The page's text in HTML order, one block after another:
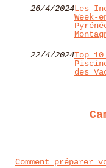
26/4/2024Les
Week-
22/4/2024Top
des
Comment préparer